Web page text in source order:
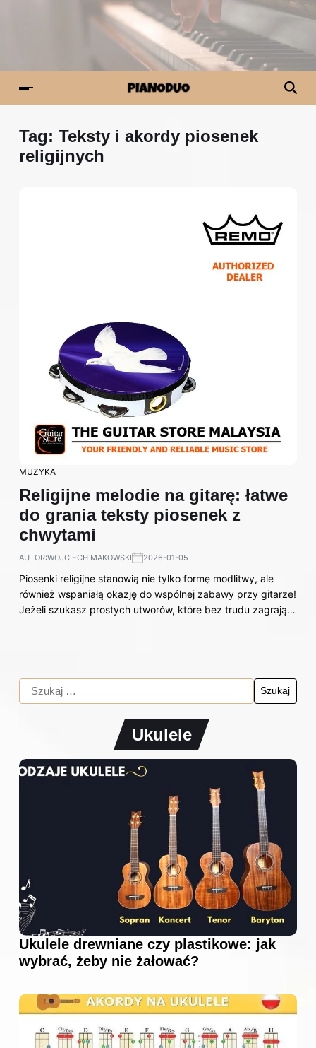
Tag: Teksty i akordy piosenek
religijnych
MUZYKA
Religijne melodie na gitarę: łatwe
do grania teksty piosenek z
chwytami
AUTOR:WOJCIECH MAKOWSKI 2026-01-05
Piosenki religijne stanowią nie tylko formę modlitwy, ale
również wspaniałą okazję do wspólnej zabawy przy gitarze!
Jeżeli szukasz prostych utworów, które bez trudu zagrają…
Ukulele
Ukulele drewniane czy plastikowe: jak
wybrać, żeby nie żałować?